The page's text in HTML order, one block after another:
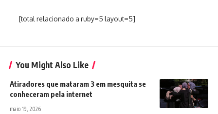
[total relacionado a ruby=5 layout=5]
You Might Also Like
Atiradores que mataram 3 em mesquita se
conheceram pela internet
maio 19, 2026